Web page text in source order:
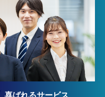
喜ばれるサービス